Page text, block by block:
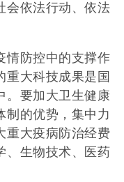
会依法行动、依法
情防控中的支撑作
重大科技成果是国
。要加大卫生健康
制的优势，集中力
重大疫病防治经费
、生物技术、医药